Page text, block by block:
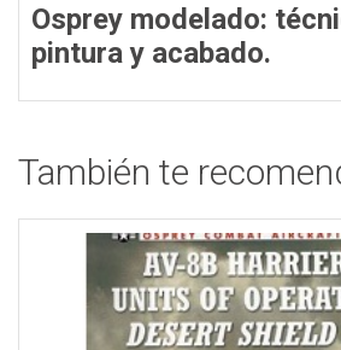
Osprey modelado:
pintura y acabado.
También te